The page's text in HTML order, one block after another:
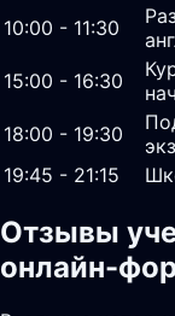
10:00 - 11:30
15:00 - 16:30
18:00 - 19:30
19:45 - 21:15
Отзывы
онлайн-